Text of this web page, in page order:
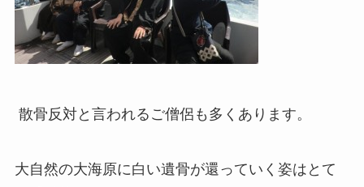
散骨反対と言われるご僧侶も多くあります。
大自然の大海原に白い遺骨が還っていく姿はとて